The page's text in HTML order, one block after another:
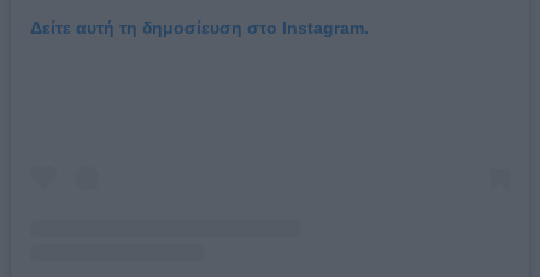
Δείτε αυτή τη δημοσίευση στο Instagram.